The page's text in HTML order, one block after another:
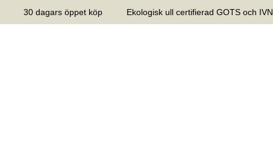
30 dagars öppet köp Ekologisk ull certifierad GOTS och IVN